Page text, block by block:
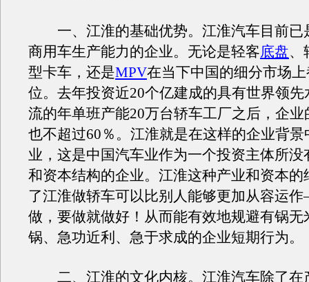
一、江淮的基础优势。江淮汽车目前已
商用车生产能力的企业。无论是轻客底盘、
型卡车，还是MPV在当下中国的细分市场
位。去年投资近20个亿建成的具有世界领
流的年单班产能20万台轿车工厂之后，企
也不超过60％。江淮就是在这样的企业背
业，这是中国汽车业作为一个投资主体所没
和资本结构的企业。江淮这种产业和资本的
了江淮做轿车可以比别人能够更加从容运
做，要做就做好！从而能有效地规避有锅无
锅、急功近利、急于求成的企业短期行为。
二、江淮的文化内核。江淮汽车除了在